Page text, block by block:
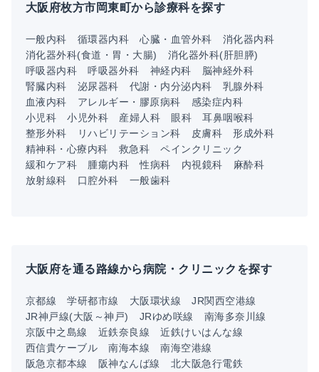
大阪府枚方市岡東町から診療科を探す
一般内科 循環器内科 心臓・血管外科
消化器内科
消化器外科(食道・胃・大腸)
消化器外科(肝胆膵)
呼吸器内科
呼吸器外科 神経内科
脳神経外科
腎臓内科
泌尿器科 代謝・内分泌内科
乳腺外科
血液内科
アレルギー・膠原病科
感染症内科
小児科
小児外科 産婦人科 眼科
耳鼻咽喉科
整形外科
リハビリテーション科 皮膚科
形成外科
精神科・心療内科
救急科
ペインクリニック
緩和ケア科
腫瘍内科 性病科 内視鏡科
麻酔科
放射線科
口腔外科 一般歯科
大阪府を通る路線から病院・クリニックを探す
京都線 学研都市線 大阪環状線
JR関西空港線
JR神戸線(大阪～神戸)
JRゆめ咲線
南海多奈川線
京阪中之島線
近鉄奈良線
近鉄けいはんな線
西信貴ケーブル
南海本線
南海空港線
阪急京都本線
阪神なんば線
北大阪急行電鉄